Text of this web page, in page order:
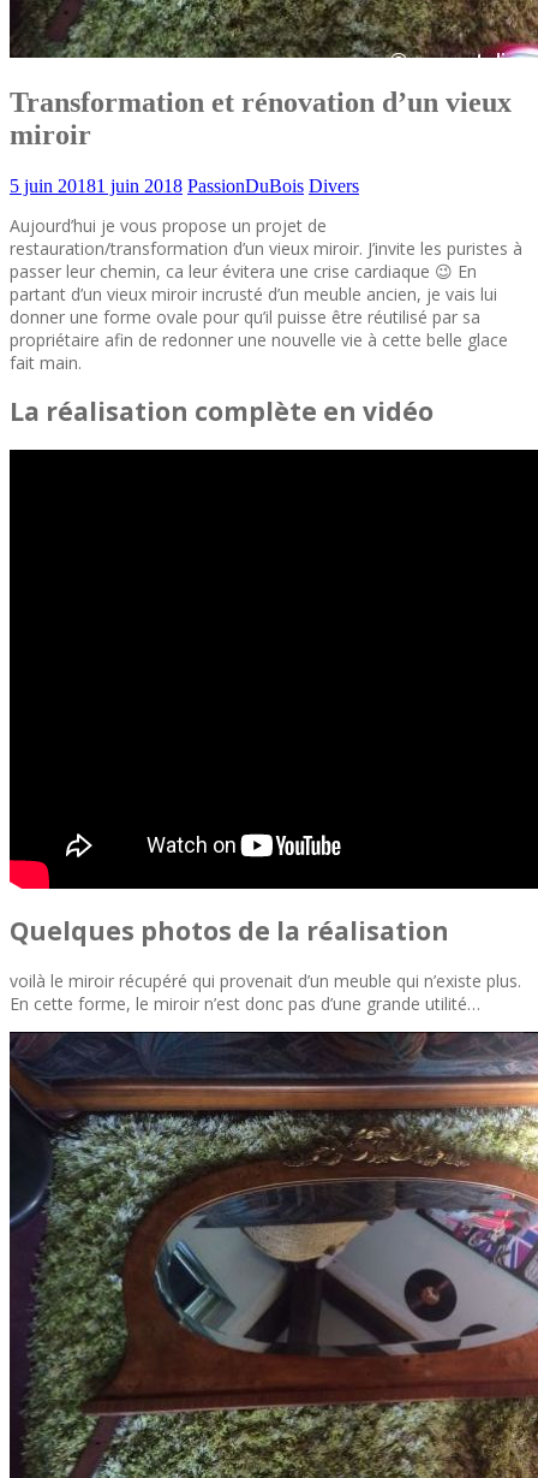
Transformation et rénovation d’un vieux
miroir
5 juin 20181 juin 2018 PassionDuBois Divers
Aujourd’hui je vous propose un projet de
restauration/transformation d’un vieux miroir. J’invite les puristes à
passer leur chemin, ca leur évitera une crise cardiaque 😉 En
partant d’un vieux miroir incrusté d’un meuble ancien, je vais lui
donner une forme ovale pour qu’il puisse être réutilisé par sa
propriétaire afin de redonner une nouvelle vie à cette belle glace
fait main.
La réalisation complète en vidéo
Quelques photos de la réalisation
voilà le miroir récupéré qui provenait d’un meuble qui n’existe plus.
En cette forme, le miroir n’est donc pas d’une grande utilité…